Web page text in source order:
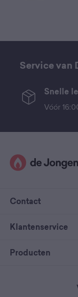
Service van
Snelle
Vóór
Contact
Klantenservice
Producten